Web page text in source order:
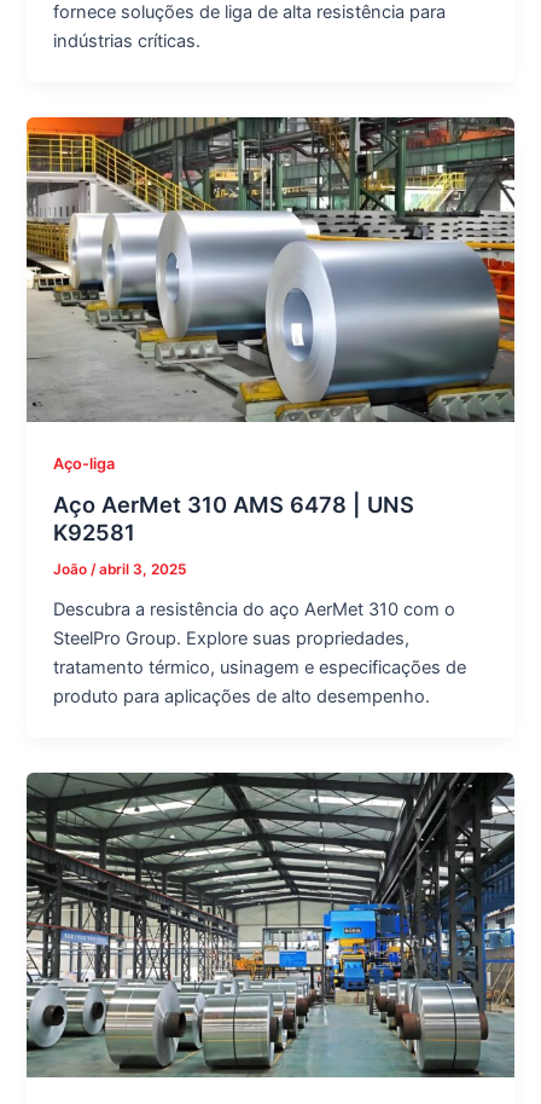
fornece soluções de liga de alta resistência para
indústrias críticas.
Aço-liga
Aço AerMet 310 AMS 6478 | UNS
K92581
João/abril 3, 2025
Descubra a resistência do aço AerMet 310 com o
SteelPro Group. Explore suas propriedades,
tratamento térmico, usinagem e especificações de
produto para aplicações de alto desempenho.